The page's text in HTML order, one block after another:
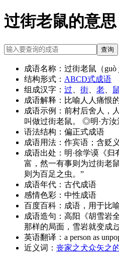
过街老鼠的意思
查询
成语名称： 过街老鼠（guò
结构形式： ABCD式成语
组成汉字： 过 街 老
成语解释： 比喻人人痛恨
成语示例： 前村后舍人，
叫做过街老鼠。 ◎明·方汝
语法结构： 偏正式成语
成语用法： 作宾语；含贬义
成语出处： 明·徐学谟《归
富，然一有事则为过街老
则为百足之虫。”
成语年代： 古代成语
感情色彩： 中性成语
百度百科： 成语，用于比
成语造句： 高阳《胡雪岩
那样的局面，雪岩就变成
英语翻译： a person as
近义词： 丧家之犬众矢之